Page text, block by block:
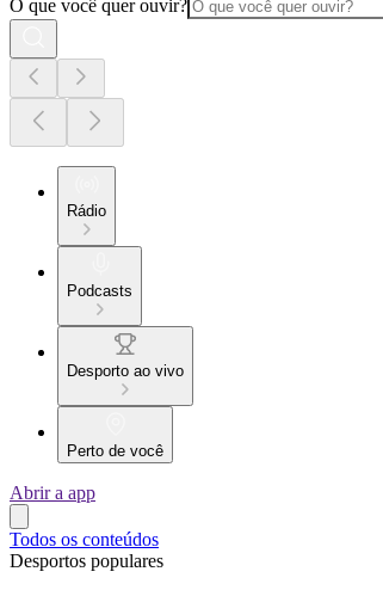
O que você quer ouvir?
Rádio
Podcasts
Desporto ao vivo
Perto de você
Abrir a app
Todos os conteúdos
Desportos populares